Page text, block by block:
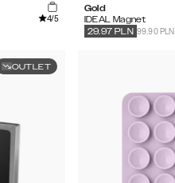
4/5
Gold
IDEAL Magnet
99.90 PLN
29.97 PLN
OUTLET